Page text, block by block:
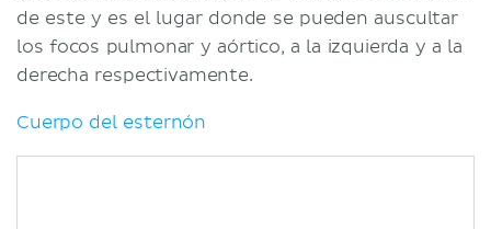
de este y es el lugar donde se pueden auscultar
los focos pulmonar y aórtico, a la izquierda y a la
derecha respectivamente.
Cuerpo del esternón